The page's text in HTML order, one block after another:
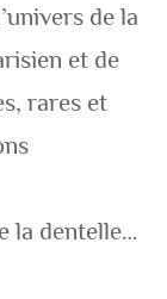
de la
et de
rares et
la dentelle…